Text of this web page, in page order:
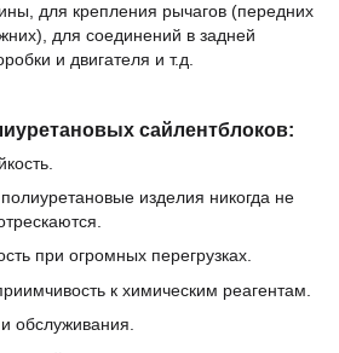
для крепления рычагов (передних
для соединений в задней
и двигателя и т.д.
сайлентблоков:
изделия никогда не
при огромных перегрузках.
к химическим реагентам.
и обслуживания.